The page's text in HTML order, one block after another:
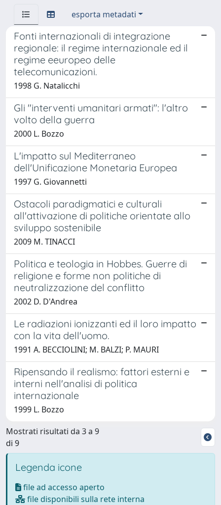
esporta metadati
Fonti internazionali di integrazione
regionale: il regime internazionale ed il
regime eeuropeo delle
telecomunicazioni.
1998 G. Natalicchi
Gli "interventi umanitari armati": l'altro
volto della guerra
2000 L. Bozzo
L'impatto sul Mediterraneo
dell'Unificazione Monetaria Europea
1997 G. Giovannetti
Ostacoli paradigmatici e culturali
all'attivazione di politiche orientate allo
sviluppo sostenibile
2009 M. TINACCI
Politica e teologia in Hobbes. Guerre di
religione e forme non politiche di
neutralizzazione del conflitto
2002 D. D'Andrea
Le radiazioni ionizzanti ed il loro impatto
con la vita dell'uomo.
1991 A. BECCIOLINI; M. BALZI; P. MAURI
Ripensando il realismo: fattori esterni e
interni nell'analisi di politica
internazionale
1999 L. Bozzo
Mostrati risultati da 3 a 9
di 9
Legenda icone
file ad accesso aperto
file disponibili sulla rete interna